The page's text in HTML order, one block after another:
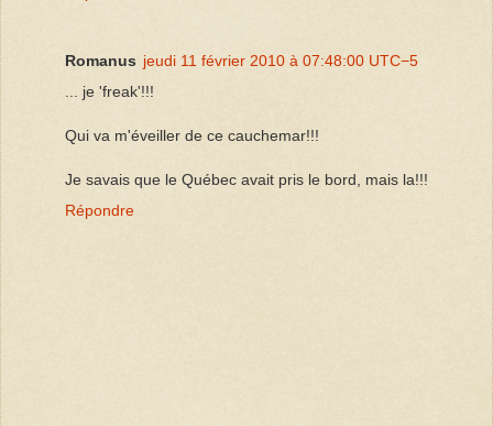
Romanus jeudi 11 février 2010 à 07:48:00 UTC−5
... je 'freak'!!!
Qui va m'éveiller de ce cauchemar!!!
Je savais que le Québec avait pris le bord, mais la!!!
Répondre